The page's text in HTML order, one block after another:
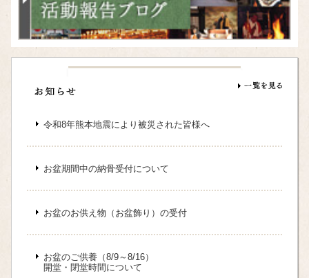
令和8年熊本地震により被災された皆様へ
お盆期間中の納骨受付について
お盆のお供え物（お盆飾り）の受付
お盆のご供養（8/9～8/16）
開堂・閉堂時間について